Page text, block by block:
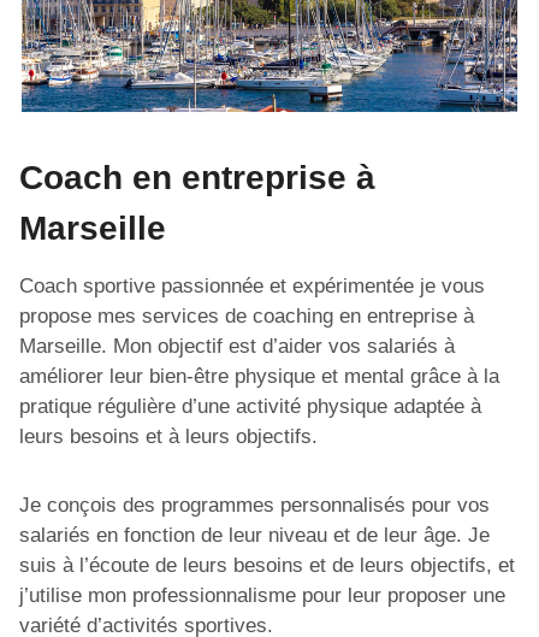
Coach en entreprise à
Marseille
Coach sportive passionnée et expérimentée je vous
propose mes services de coaching en entreprise à
Marseille. Mon objectif est d’aider vos salariés à
améliorer leur bien-être physique et mental grâce à la
pratique régulière d’une activité physique adaptée à
leurs besoins et à leurs objectifs.
Je conçois des programmes personnalisés pour vos
salariés en fonction de leur niveau et de leur âge. Je
suis à l’écoute de leurs besoins et de leurs objectifs, et
j’utilise mon professionnalisme pour leur proposer une
variété d’activités sportives.